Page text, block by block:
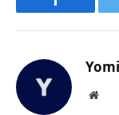
Facebook
Yomi
Site